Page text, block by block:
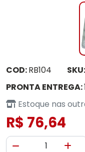
COD:RB104 SKU:
PRONTA ENTREGA:
Estoque nas
R$ 76,64